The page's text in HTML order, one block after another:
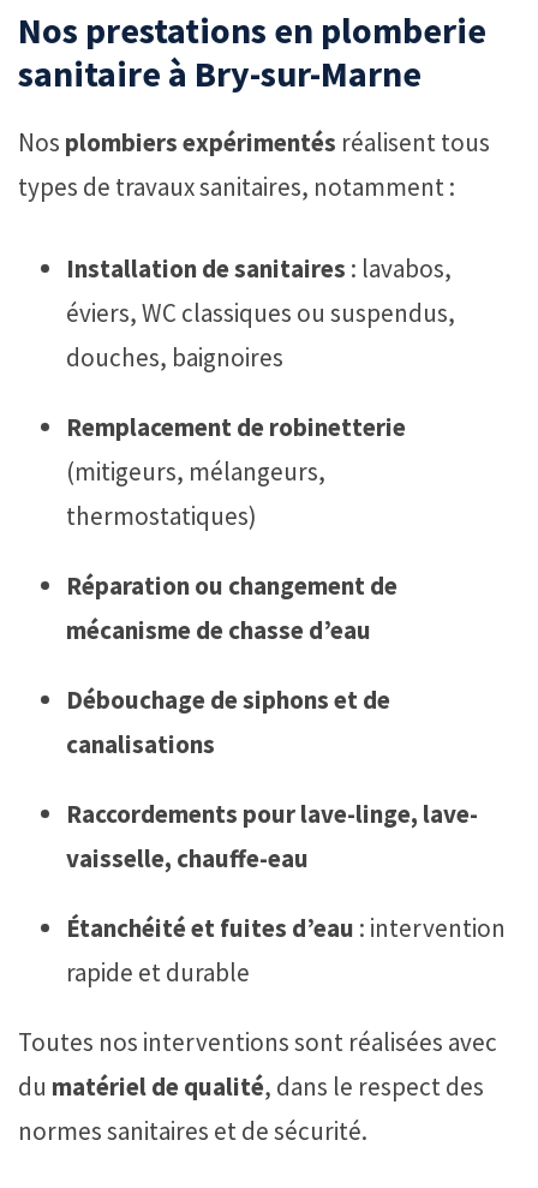
Nos prestations en plomberie
sanitaire à Bry-sur-Marne
Nos plombiers expérimentés réalisent tous
types de travaux sanitaires, notamment :
Installation de sanitaires : lavabos,
éviers, WC classiques ou suspendus,
douches, baignoires
Remplacement de robinetterie
(mitigeurs, mélangeurs,
thermostatiques)
Réparation ou changement de
mécanisme de chasse d’eau
Débouchage de siphons et de
canalisations
Raccordements pour lave-linge, lave-
vaisselle, chauffe-eau
Étanchéité et fuites d’eau : intervention
rapide et durable
Toutes nos interventions sont réalisées avec
du matériel de qualité, dans le respect des
normes sanitaires et de sécurité.